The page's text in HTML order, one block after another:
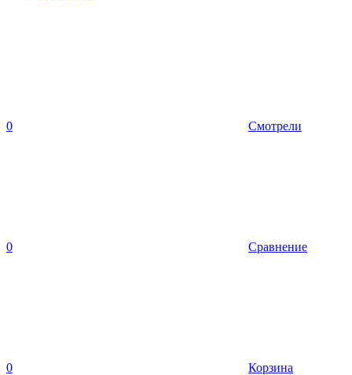
0 Смотрели
0 Сравнение
0 Корзина